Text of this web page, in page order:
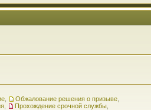
Обжалование решения о призыве
Прохождение срочной службы